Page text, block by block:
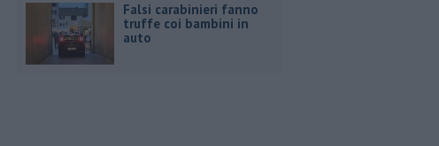
Falsi carabinieri fanno
truffe coi bambini in
auto